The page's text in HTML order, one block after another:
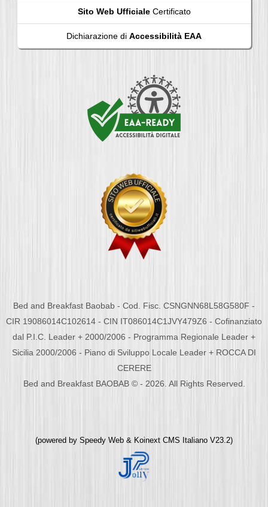
Sito Web UfficialeCertificato
Dichiarazione di Accessibilità EAA
Bed and Breakfast Baobab - Cod. Fisc. CSNGNN68L58G580F -
CIR 19086014C102614 - CIN IT086014C1JVY479Z6 - Cofinanziato
dal P.I.C. Leader + 2000/2006 - Programma Regionale Leader +
Sicilia 2000/2006 - Piano di Sviluppo Locale Leader + ROCCA DI
CERERE
Bed and Breakfast BAOBAB © - 2026. All Rights Reserved.
(powered by Speedy Web & Koinext CMS Italiano V23.2)